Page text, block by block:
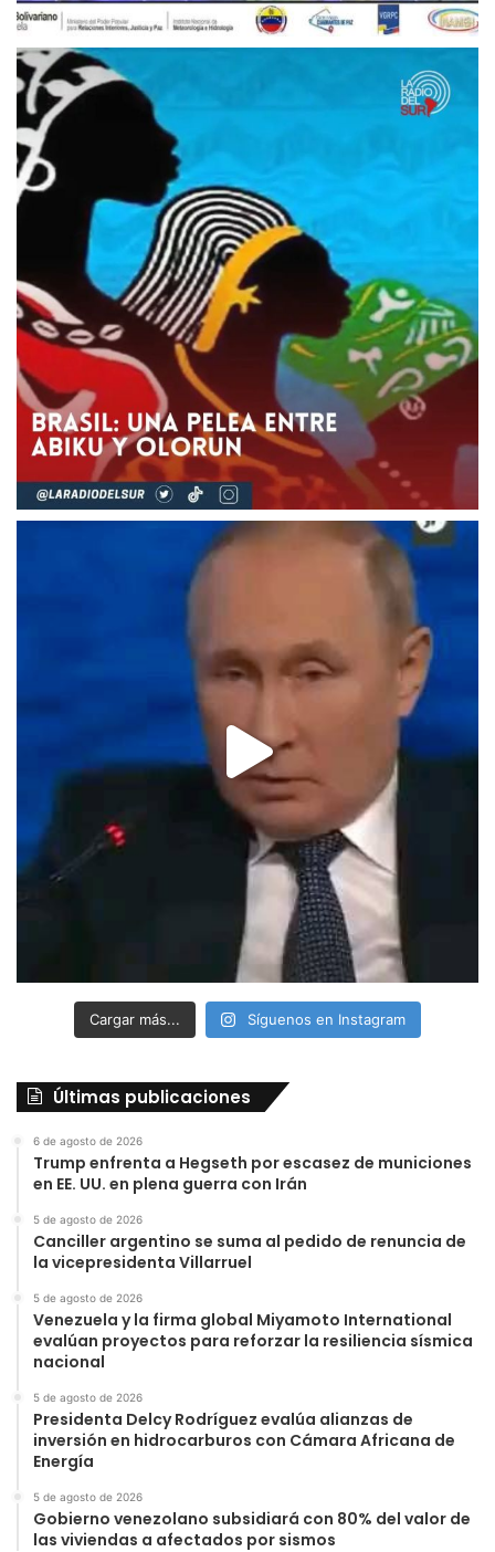
Cargar más... Síguenos en Instagram
Últimas publicaciones
6 de agosto de 2026
Trump enfrenta a Hegseth por escasez de municiones
en EE. UU. en plena guerra con Irán
5 de agosto de 2026
Canciller argentino se suma al pedido de renuncia de
la vicepresidenta Villarruel
5 de agosto de 2026
Venezuela y la firma global Miyamoto International
evalúan proyectos para reforzar la resiliencia sísmica
nacional
5 de agosto de 2026
Presidenta Delcy Rodríguez evalúa alianzas de
inversión en hidrocarburos con Cámara Africana de
Energía
5 de agosto de 2026
Gobierno venezolano subsidiará con 80% del valor de
las viviendas a afectados por sismos